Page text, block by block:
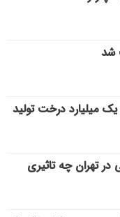
شد
میلیارد درخت تولید
تهران چه تاثیری